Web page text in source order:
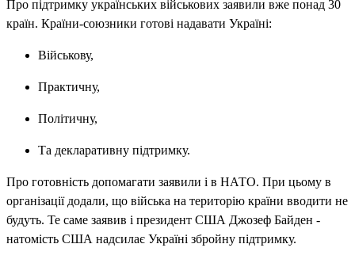
Про підтримку українських військових заявили вже понад 30
країн. Країни-союзники готові надавати Україні:
Військову,
Практичну,
Політичну,
Та декларативну підтримку.
Про готовність допомагати заявили і в НАТО. При цьому в
організації додали, що війська на територію країни вводити не
будуть. Те саме заявив і президент США Джозеф Байден -
натомість США надсилає Україні збройну підтримку.